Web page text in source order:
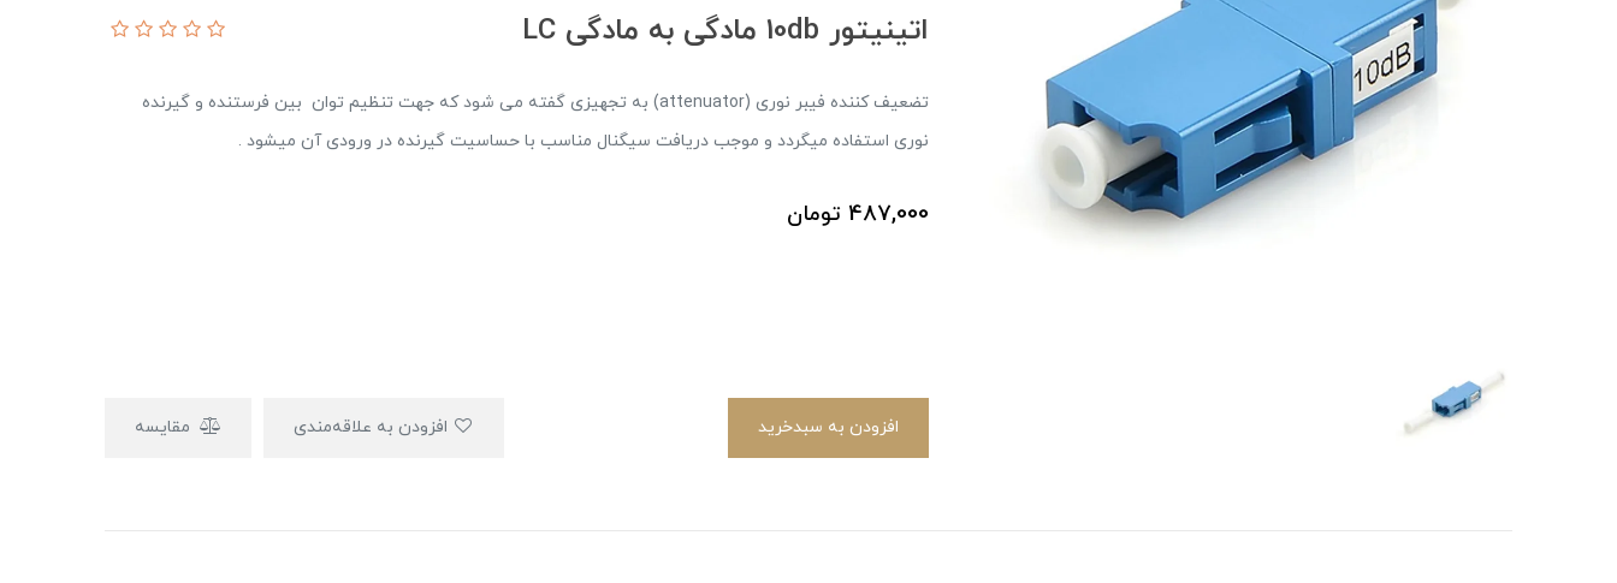
اتینیتور 10db مادگی به مادگی LC
تضعیف کننده فیبر نوری (attenuator) به تجهیزی گفته می شود که جهت تنظیم توان بین فرستنده و گیرنده
نوری استفاده میگردد و موجب دریافت سیگنال مناسب با حساسیت گیرنده در ورودی آن میشود .
487,000 تومان
افزودن به سبدخرید مقایسه